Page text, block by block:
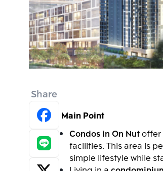
Share
Main Point
Condos in On Nut offer
facilities. This area is
simple lifestyle while